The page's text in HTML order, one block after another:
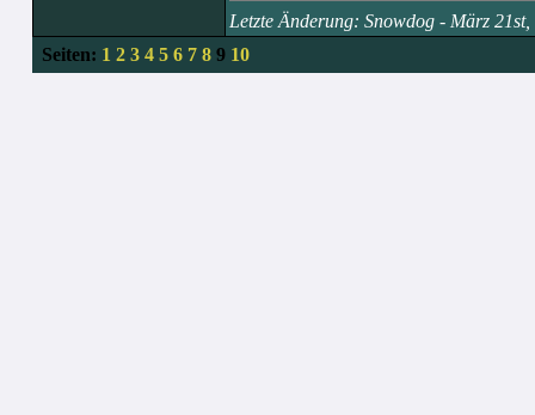
Letzte Änderung: Snowdog - März
Seiten: 1 2 3 4 5 6 7 89 10